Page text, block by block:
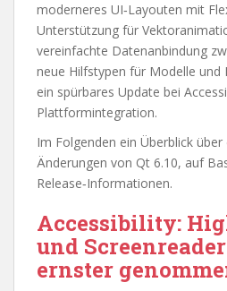
moderneres UI‑Layouten mit
Unterstützung für
vereinfachte Datenanbindung
neue Hilfstypen für Modelle und
ein spürbares Update bei
Plattformintegration.
Im Folgenden ein Überblick
Änderungen von Qt 6.10, auf
Release‑Informationen.
Accessibility:
und
ernster